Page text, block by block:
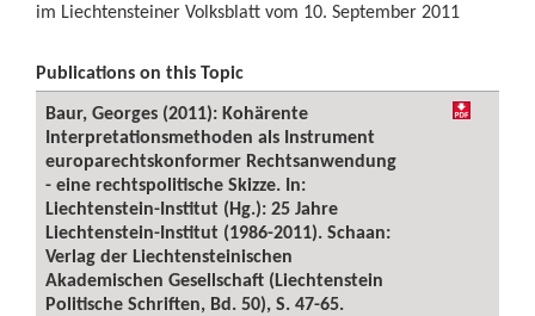
im Liechtensteiner Volksblatt vom 10. September 2011
Publications on this Topic
Baur, Georges (2011): Kohärente
Interpretationsmethoden als Instrument
europarechtskonformer Rechtsanwendung
- eine rechtspolitische Skizze. In:
Liechtenstein-Institut (Hg.): 25 Jahre
Liechtenstein-Institut (1986-2011). Schaan:
Verlag der Liechtensteinischen
Akademischen Gesellschaft (Liechtenstein
Politische Schriften, Bd. 50), S. 47-65.